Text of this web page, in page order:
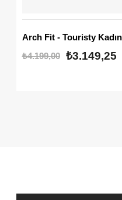
Arch Fit - Touristy
₺4.199,00
₺3.149,25